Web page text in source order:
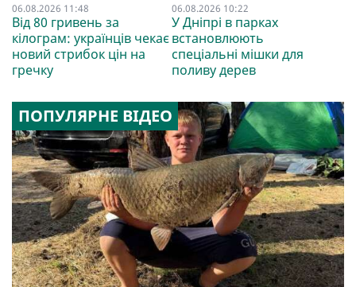
06.08.2026 11:48
Від 80 гривень за
кілограм: українців чекає
новий стрибок цін на
гречку
06.08.2026 10:22
У Дніпрі в парках
встановлюють
спеціальні мішки для
поливу дерев
ПОПУЛЯРНЕ ВІДЕО